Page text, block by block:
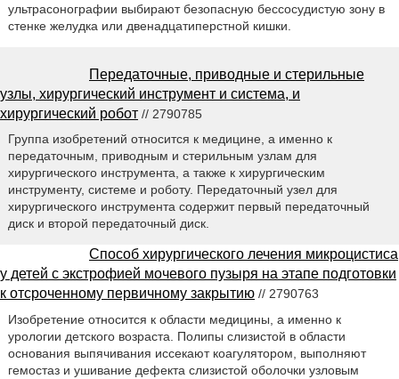
ультрасонографии выбирают безопасную бессосудистую зону в
стенке желудка или двенадцатиперстной кишки.
Передаточные, приводные и стерильные
узлы, хирургический инструмент и система, и
хирургический робот // 2790785
Группа изобретений относится к медицине, а именно к
передаточным, приводным и стерильным узлам для
хирургического инструмента, а также к хирургическим
инструменту, системе и роботу. Передаточный узел для
хирургического инструмента содержит первый передаточный
диск и второй передаточный диск.
Способ хирургического лечения микроцистиса
у детей с экстрофией мочевого пузыря на этапе подготовки
к отсроченному первичному закрытию // 2790763
Изобретение относится к области медицины, а именно к
урологии детского возраста. Полипы слизистой в области
основания выпячивания иссекают коагулятором, выполняют
гемостаз и ушивание дефекта слизистой оболочки узловым